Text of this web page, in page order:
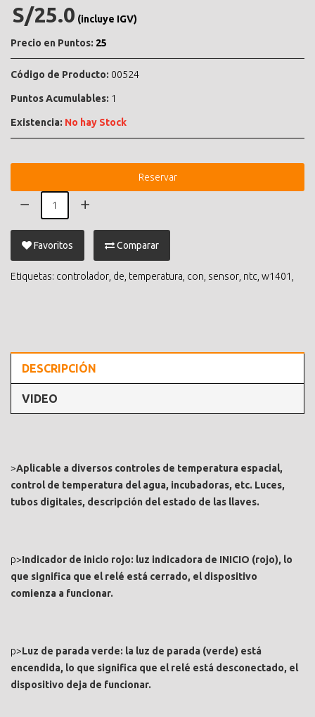
S/25.0 (incluye IGV)
Precio en Puntos: 25
Código de Producto: 00524
Puntos Acumulables: 1
Existencia: No hay Stock
Reservar
Favoritos Comparar
Etiquetas: controlador de temperatura con sensor ntc w1401
DESCRIPCIÓN
VIDEO
>Aplicable a diversos controles de temperatura espacial,
control de temperatura del agua, incubadoras, etc. Luces,
tubos digitales, descripción del estado de las llaves.
p>Indicador de inicio rojo: luz indicadora de INICIO (rojo), lo
que significa que el relé está cerrado, el dispositivo
comienza a funcionar.
p>Luz de parada verde: la luz de parada (verde) está
encendida, lo que significa que el relé está desconectado, el
dispositivo deja de funcionar.